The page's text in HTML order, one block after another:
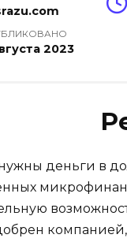
2023
деньги в